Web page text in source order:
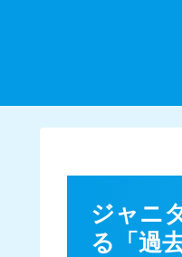
ジャニ
る「過